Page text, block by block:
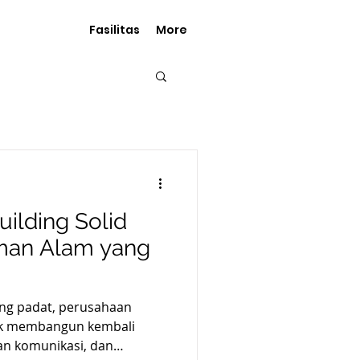
Fasilitas
More
Solid
Alam yang
padat, perusahaan
kembali
komunikasi, dan